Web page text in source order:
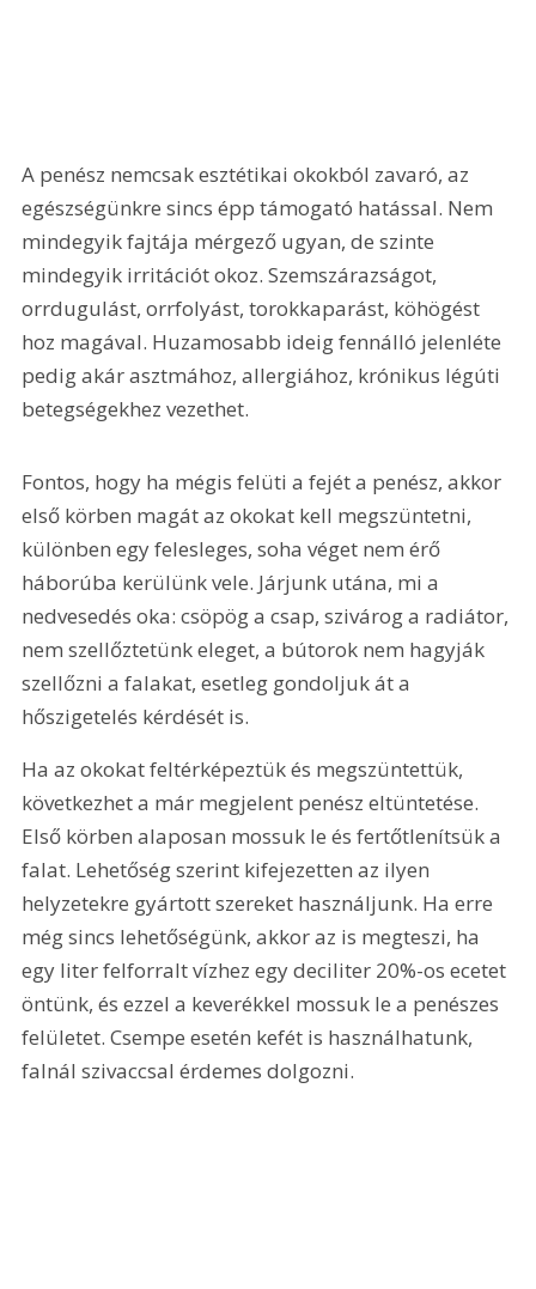
A penész nemcsak esztétikai okokból zavaró, az
egészségünkre sincs épp támogató hatással. Nem
mindegyik fajtája mérgező ugyan, de szinte
mindegyik irritációt okoz. Szemszárazságot,
orrdugulást, orrfolyást, torokkaparást, köhögést
hoz magával. Huzamosabb ideig fennálló jelenléte
pedig akár asztmához, allergiához, krónikus légúti
betegségekhez vezethet.
Fontos, hogy ha mégis felüti a fejét a penész, akkor
első körben magát az okokat kell megszüntetni,
különben egy felesleges, soha véget nem érő
háborúba kerülünk vele. Járjunk utána, mi a
nedvesedés oka: csöpög a csap, szivárog a radiátor,
nem szellőztetünk eleget, a bútorok nem hagyják
szellőzni a falakat, esetleg gondoljuk át a
hőszigetelés kérdését is.
Ha az okokat feltérképeztük és megszüntettük,
következhet a már megjelent penész eltüntetése.
Első körben alaposan mossuk le és fertőtlenítsük a
falat. Lehetőség szerint kifejezetten az ilyen
helyzetekre gyártott szereket használjunk. Ha erre
még sincs lehetőségünk, akkor az is megteszi, ha
egy liter felforralt vízhez egy deciliter 20%-os ecetet
öntünk, és ezzel a keverékkel mossuk le a penészes
felületet. Csempe esetén kefét is használhatunk,
falnál szivaccsal érdemes dolgozni.